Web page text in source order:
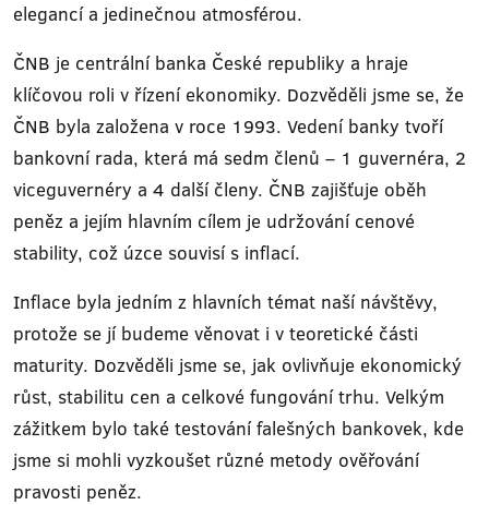
elegancí a jedinečnou atmosférou.
ČNB je centrální banka České republiky a hraje
klíčovou roli v řízení ekonomiky. Dozvěděli jsme se, že
ČNB byla založena v roce 1993. Vedení banky tvoří
bankovní rada, která má sedm členů – 1 guvernéra, 2
viceguvernéry a 4 další členy. ČNB zajišťuje oběh
peněz a jejím hlavním cílem je udržování cenové
stability, což úzce souvisí s inflací.
Inflace byla jedním z hlavních témat naší návštěvy,
protože se jí budeme věnovat i v teoretické části
maturity. Dozvěděli jsme se, jak ovlivňuje ekonomický
růst, stabilitu cen a celkové fungování trhu. Velkým
zážitkem bylo také testování falešných bankovek, kde
jsme si mohli vyzkoušet různé metody ověřování
pravosti peněz.